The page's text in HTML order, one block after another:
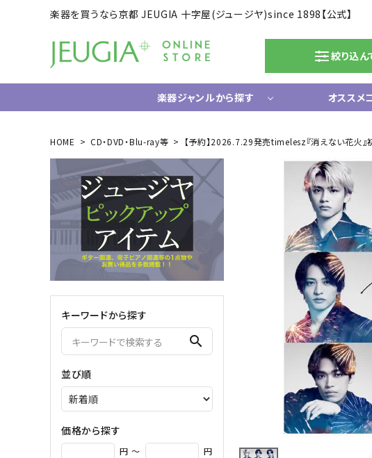
楽器を買うなら京都 JEUGIA 十字屋(ジュージヤ)since 1898【公式】
絞り込ん
楽器ジャンルから探す
ギター/ベース
エレキギター
エレキベース
アコースティックギター
中古ギター・アウトレットギター
ウクレレ
ギター関連小物
アンプ
エフェクター
ライフスタイルグッズ
ドラム/電子ド
ドラム
電子ドラム
ハードウェア
弦楽器
クラシックギター
ハープ
弦楽器小物
音響機材
シンセサイザー
DAW ／ DTM
マイク
オススメ
HOME CD・DVD・Blu-ray等 【予約】2026.7.29発売timelesz『消えない花火
キーワードから探す
search
並び順
価格から探す
円 ～ 円